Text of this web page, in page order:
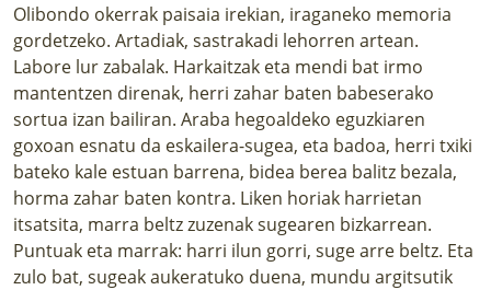
Olibondo okerrak paisaia irekian, iraganeko memoria
gordetzeko. Artadiak, sastrakadi lehorren artean.
Labore lur zabalak. Harkaitzak eta mendi bat irmo
mantentzen direnak, herri zahar baten babeserako
sortua izan bailiran. Araba hegoaldeko eguzkiaren
goxoan esnatu da eskailera-sugea, eta badoa, herri txiki
bateko kale estuan barrena, bidea berea balitz bezala,
horma zahar baten kontra. Liken horiak harrietan
itsatsita, marra beltz zuzenak sugearen bizkarrean.
Puntuak eta marrak: harri ilun gorri, suge arre beltz. Eta
zulo bat, sugeak aukeratuko duena, mundu argitsutik